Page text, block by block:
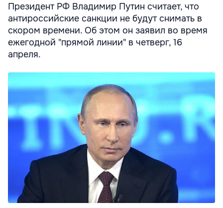
Президент РФ Владимир Путин считает, что
антироссийские санкции не будут снимать в
скором времени. Об этом он заявил во время
ежегодной "прямой линии" в четверг, 16
апреля.